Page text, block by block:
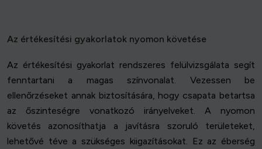
Az értékesítési gyakorlatok nyomon követése
Az értékesítési gyakorlat rendszeres felülvizsgálata segít
fenntartani a magas színvonalat. Vezessen be
ellenőrzéseket annak biztosítására, hogy csapata betartsa
az őszinteségre vonatkozó irányelveket. A nyomon
követés azonosíthatja a javításra szoruló területeket,
lehetővé téve a szükséges kiigazításokat. Ez az éberség